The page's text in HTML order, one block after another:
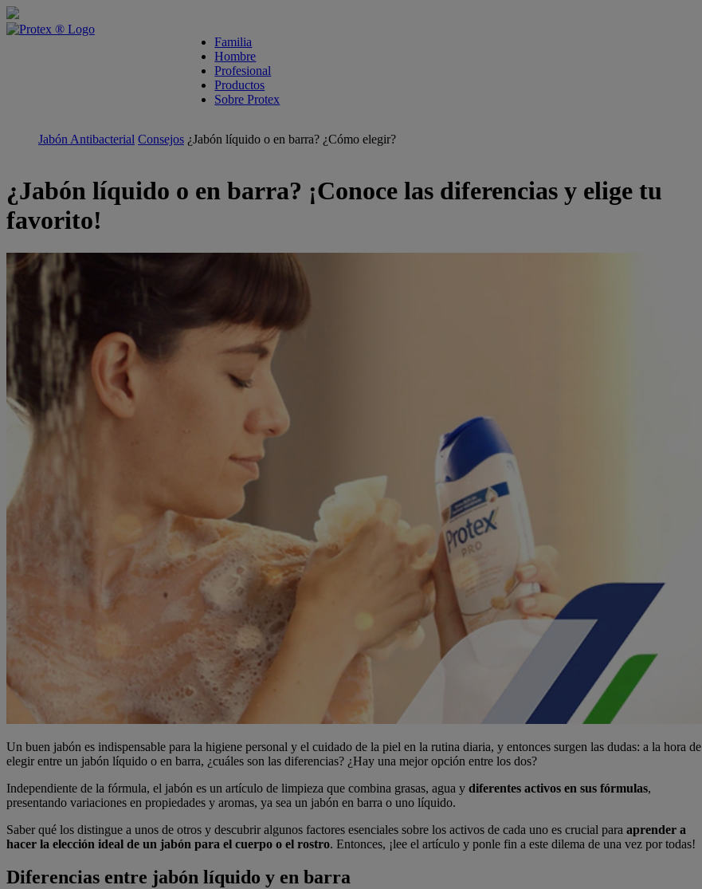
skipt to main content
Familia
Hombre
Profesional
Productos
Sobre Protex
Jabón Antibacterial Consejos ¿Jabón líquido o en barra? ¿Cómo elegir?
¿Jabón líquido o en barra? ¡Conoce las diferencias y elige tu
favorito!
Un buen jabón es indispensable para la higiene personal y el cuidado de la piel en la rutina diaria, y entonces surgen las dudas: a la hora de
elegir entre un jabón líquido o en barra, ¿cuáles son las diferencias? ¿Hay una mejor opción entre los dos?
Independiente de la fórmula, el jabón es un artículo de limpieza que combina grasas, agua y diferentes activos en sus fórmulas,
presentando variaciones en propiedades y aromas, ya sea un jabón en barra o uno líquido.
Saber qué los distingue a unos de otros y descubrir algunos factores esenciales sobre los activos de cada uno es crucial para aprender a
hacer la elección ideal de un jabón para el cuerpo o el rostro. Entonces, ¡lee el artículo y ponle fin a este dilema de una vez por todas!
Diferencias entre jabón líquido y en barra